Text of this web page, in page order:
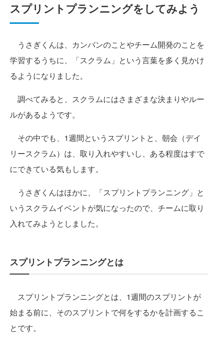
スプリントプランニングをしてみよう
うさぎくんは、カンバンのことやチーム開発のことを
学習するうちに、「スクラム」という言葉を多く見かけ
るようになりました。
調べてみると、スクラムにはさまざまな決まりやルー
ルがあるようです。
その中でも、1週間というスプリントと、朝会（デイ
リースクラム）は、取り入れやすいし、ある程度はすで
にできている気もします。
うさぎくんはほかに、「スプリントプランニング」と
いうスクラムイベントが気になったので、チームに取り
入れてみようとしました。
スプリントプランニングとは
スプリントプランニングとは、1週間のスプリントが
始まる前に、そのスプリントで何をするかを計画するこ
とです。